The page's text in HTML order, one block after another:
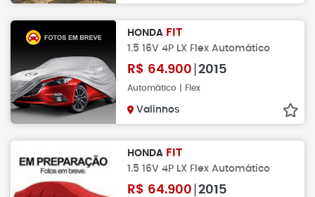
HONDA FIT
1.5 16V 4P LX Flex Automático
R$ 64.900 2015
Automático | Flex
Valinhos
HONDA FIT
1.5 16V 4P LX Flex Automático
R$ 64.900 2015